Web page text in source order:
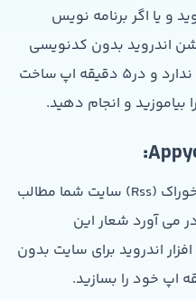
و یا اگر برنامه نویس
اندروید بدون کدنویسی
است که هیچ هزینه ای برای شما ندارد و در5 دقیقه اپ ساخت
بیاموزید و انجام دهید.
با استفاده از خوراک (Rss) سایت شما مطالب
می آورد شعار این
اندروید برای سایت بدون